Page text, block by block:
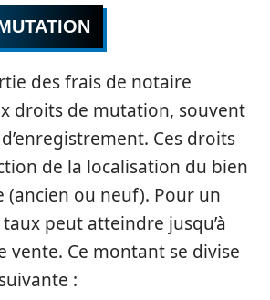
des frais de notaire
droits de mutation, souvent
Ces droits
de la localisation du bien
(ancien ou neuf). Pour un
peut atteindre jusqu’à
vente. Ce montant se divise
: